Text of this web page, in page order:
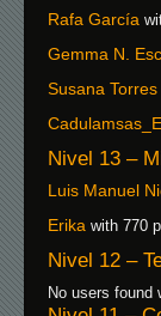
Rafa García
Gemma N.
Susana
Nivel 13 –
Luis Manuel
Erika with 770
Nivel 12 –
No users found